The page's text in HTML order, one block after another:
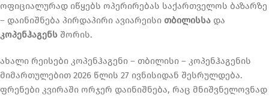
ოფიციალურად იწყებს ოპერირებას საქართველოს ბაზარზე
– დაინიშნება პირდაპირი ავიარეისი თბილისსა და
კოპენჰაგენს შორის.
ახალი რეისები კოპენჰაგენი – თბილისი – კოპენჰაგენის
მიმართულებით 2026 წლის 27 ივნისიდან შესრულდება.
ფრენები კვირაში ორჯერ დაინიშნება, რაც მნიშვნელოვნად